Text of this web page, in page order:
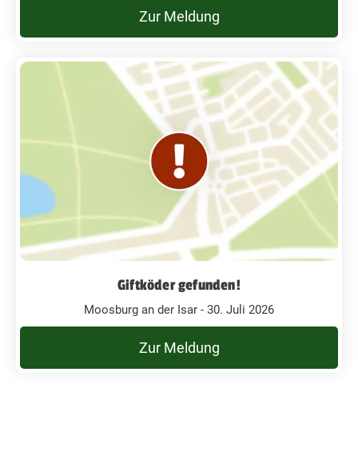
Zur Meldung
Giftköder gefunden!
Moosburg an der Isar - 30. Juli 2026
Zur Meldung